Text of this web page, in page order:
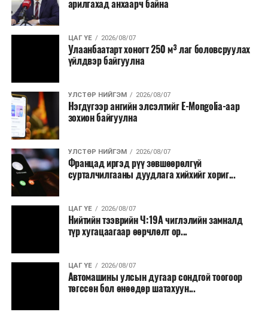
бүтээгдэхүүний нөөц бүрдүүлэх, хадгалах, түгээх,
борлуулах бүх шатанд цахим төлбөрийн баримт
үйлдэж, бүртгэлийг ил тод болгох юм.
2026 оны намар бэлтгэж, 2027 оны хавар худалдаанд
Засаг дарга Б.Пүрэвдагваг онцгойлон анхаарч
ажиллахыг Ерөнхий сайд үүрэг болгожээ.
Нөөцийн махыг цахим системд бүртгэснээр мах
бэлтгэлийн явц, нөөцийн үлдэгдэл ил тод болно. Мөн
хөнгөлөлттэй зээлийг зориулалтын бусаар ашиглах
явдлыг таслан зогсоох, хүртээмжийг нэмэгдүүлэх,
өрсөлдөөнийг бий болгох боломжтой гэж үзжээ.
Иргэд агуулах, үйлдвэрээс махаа шууд худалдан авах,
малчид системээр дамжуулан бүтээгдэхүүнээ
Түүнчлэн түлш, улаанбуудай, хүнсний ногооны нөөц
бүрдүүлэх зоорь, агуулах барих аж ахуйн нэгжүүдэд
арилгахад анхаарч байна
ЦАГ ҮЕ 2026/08/07
Улаанбаатарт хоногт 250 м³ лаг боловсруулах
үйлдвэр байгуулна
УЛСТӨР НИЙГЭМ 2026/08/07
Нэгдүгээр ангийн элсэлтийг E-Mongolia-аар
зохион байгуулна
УЛСТӨР НИЙГЭМ 2026/08/07
Францад иргэд рүү зөвшөөрөлгүй
сурталчилгааны дуудлага хийхийг хориг...
ЦАГ ҮЕ 2026/08/07
Нийтийн тээврийн Ч:19А чиглэлийн замналд
түр хугацаагаар өөрчлөлт ор...
ЦАГ ҮЕ 2026/08/07
Автомашины улсын дугаар сондгой тоогоор
төгссөн бол өнөөдөр шатахуун...